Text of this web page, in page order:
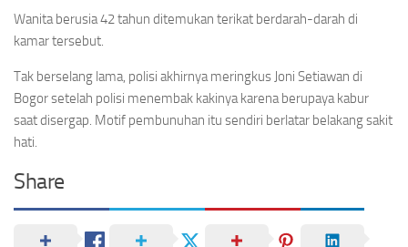
Wanita berusia 42 tahun ditemukan terikat berdarah-darah di
kamar tersebut.
Tak berselang lama, polisi akhirnya meringkus Joni Setiawan di
Bogor setelah polisi menembak kakinya karena berupaya kabur
saat disergap. Motif pembunuhan itu sendiri berlatar belakang sakit
hati.
Share